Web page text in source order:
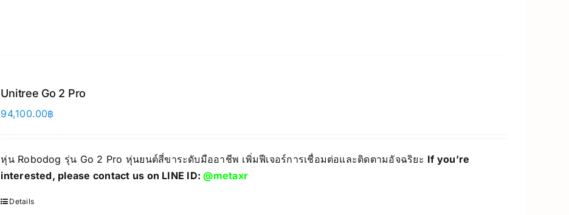
Unitree Go 2 Pro
94,100.00฿
หุ่น Robodog รุ่น Go 2 Pro หุ่นยนต์สี่ขาระดับมืออาชีพ เพิ่มฟีเจอร์การเชื่อมต่อและติดตามอัจฉริยะ If you’re
interested, please contact us on LINE ID:@metaxr
Details